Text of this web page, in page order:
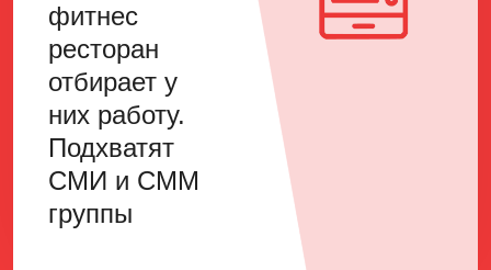
фитнес
ресторан
отбирает у
них работу.
Подхватят
СМИ и СММ
группы